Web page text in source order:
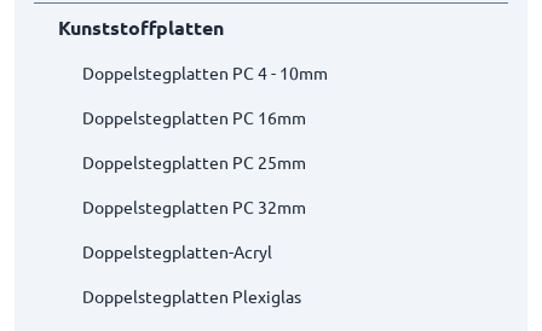
Kunststoffplatten
Doppelstegplatten PC 4 - 10mm
Doppelstegplatten PC 16mm
Doppelstegplatten PC 25mm
Doppelstegplatten PC 32mm
Doppelstegplatten-Acryl
Doppelstegplatten Plexiglas